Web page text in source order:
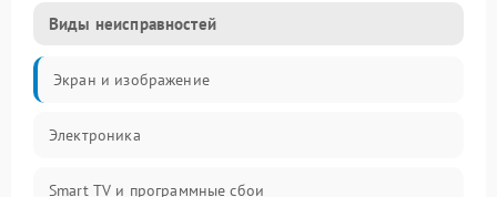
Виды неисправностей
Экран и изображение
Электроника
Smart TV и программные сбои